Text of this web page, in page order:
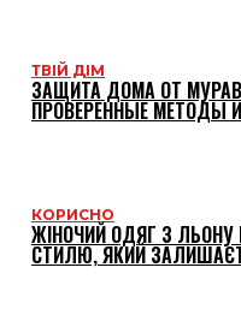
ТВІЙ ДІМ
ЗАЩИТА ДОМА ОТ
ПРОВЕРЕННЫЕ МЕТОДЫ
КОРИСНО
ЖІНОЧИЙ ОДЯГ З ЛЬОНУ
СТИЛЮ, ЯКИЙ